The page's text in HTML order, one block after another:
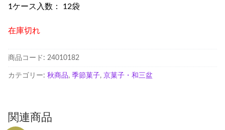
1ケース入数： 12袋
在庫切れ
商品コード: 24010182
カテゴリー: 秋商品, 季節菓子, 京菓子・和三盆
関連商品